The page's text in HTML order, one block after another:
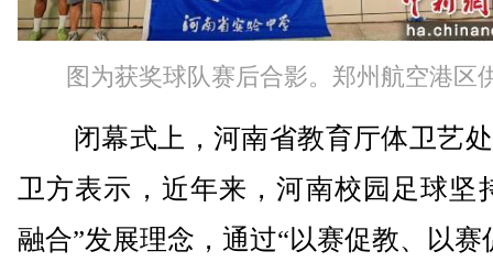
图为获奖球队赛后合影。郑州航空港区
闭幕式上，河南省教育厅体卫艺
卫方表示，近年来，河南校园足球坚
融合”发展理念，通过“以赛促教、以赛